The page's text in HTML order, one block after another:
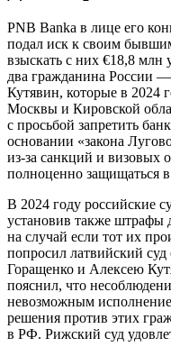
PNB Banka в лице его
подал иск к своим
взыскать с них €18,8 млн
два гражданина России
Кутявин, которые в 2024
Москвы и Кировской
с просьбой запретить
основании «закона
из-за санкций и визовых
полноценно защищаться
В 2024 году российские
установив также штрафы
на случай если тот их
попросил латвийский суд
Горащенко и Алексею
пояснил, что
невозможным исполнение
решения против этих
в РФ. Рижский суд